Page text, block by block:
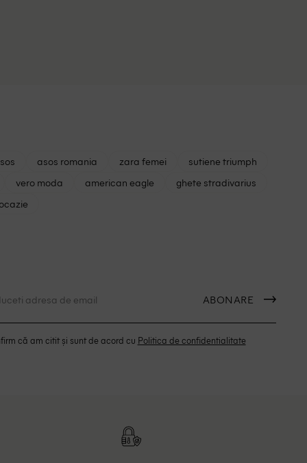
asos romania zara femei
sutiene triumph
vero moda american eagle
ghete stradivarius
ABONARE
că am citit și sunt de acord cu Politica de confidentialitate